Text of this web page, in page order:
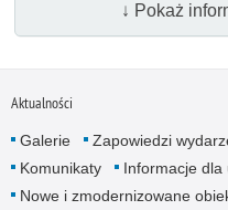
↓ Pokaż
Aktualności
Galerie Zapowiedzi
Komunikaty
Informacje dla
Nowe i zmodernizowane